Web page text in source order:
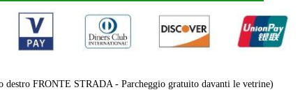
FRONTE STRADA - Parcheggio gratuito davanti le vetrine)